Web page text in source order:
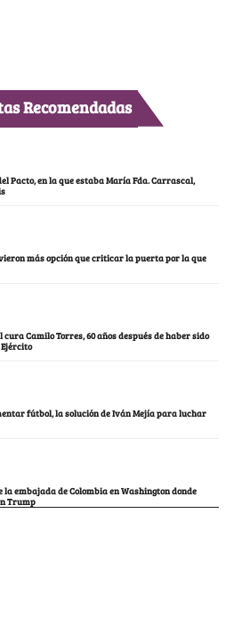
Recomendadas
Pacto, en la que estaba María Fda. Carrascal,
más opción que criticar la puerta por la que
Camilo Torres, 60 años después de haber sido
fútbol, la solución de Iván Mejía para luchar
la embajada de Colombia en Washington donde
Trump